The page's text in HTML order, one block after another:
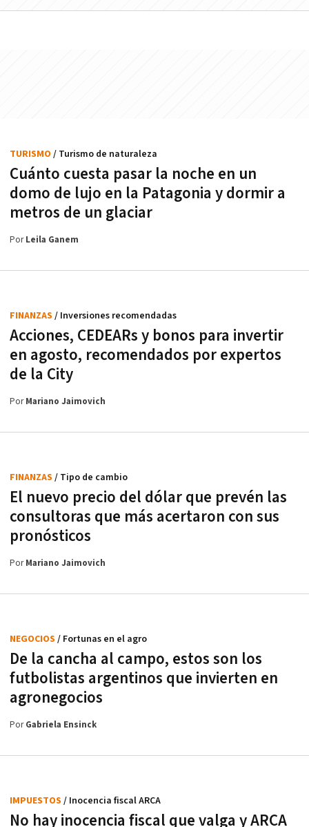
Cuánto cuesta pasar la noche en un
domo de lujo en la Patagonia y dormir a
metros de un glaciar
TURISMO / Turismo de naturaleza
PorLeila Ganem
Acciones, CEDEARs y bonos para invertir
en agosto, recomendados por expertos
de la City
FINANZAS / Inversiones recomendadas
PorMariano Jaimovich
El nuevo precio del dólar que prevén las
consultoras que más acertaron con sus
pronósticos
FINANZAS / Tipo de cambio
PorMariano Jaimovich
De la cancha al campo, estos son los
futbolistas argentinos que invierten en
agronegocios
NEGOCIOS / Fortunas en el agro
PorGabriela Ensinck
No hay inocencia fiscal que valga y ARCA
IMPUESTOS / Inocencia fiscal ARCA